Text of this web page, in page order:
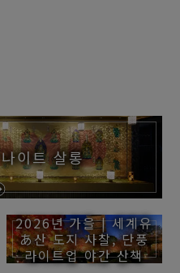
이트 살롱
2026년 가을 | 세계유
あ산 도지 사찰, 단풍
라이트업 야간 산책